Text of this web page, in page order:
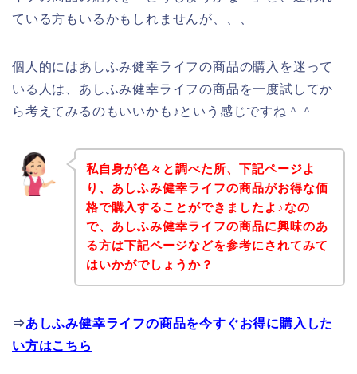
ている方もいるかもしれませんが、、、
個人的にはあしふみ健幸ライフの商品の購入を迷って
いる人は、あしふみ健幸ライフの商品を一度試してか
ら考えてみるのもいいかも♪という感じですね＾＾
私自身が色々と調べた所、下記ページよ
り、あしふみ健幸ライフの商品がお得な価
格で購入することができましたよ♪なの
で、あしふみ健幸ライフの商品に興味のあ
る方は下記ページなどを参考にされてみて
はいかがでしょうか？
⇒あしふみ健幸ライフの商品を今すぐお得に購入した
い方はこちら